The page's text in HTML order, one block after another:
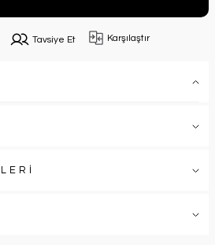
Tavsiye Et Karşılaştır